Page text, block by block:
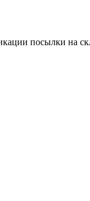
посылки на